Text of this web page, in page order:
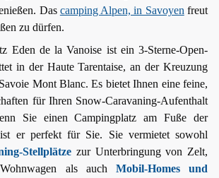
Das camping Alpen, in Savoyen freut
zu dürfen.
Eden de la Vanoise ist ein 3-Sterne-Open-
in der Haute Tarentaise, an der Kreuzung
Mont Blanc. Es bietet Ihnen eine feine,
für Ihren Snow-Caravaning-Aufenthalt
Sie einen Campingplatz am Fuße der
er perfekt für Sie. Sie vermietet sowohl
Stellplätze zur Unterbringung von Zelt,
als auch Mobil-Homes und